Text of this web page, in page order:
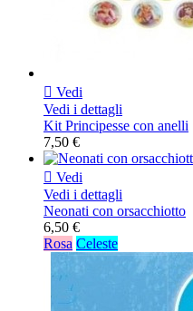
 Vedi
Vedi i dettagli
Kit Principesse con anelli
7,50 €
 Vedi
Vedi i dettagli
Neonati con orsacchiotto
6,50 €
Rosa Celeste